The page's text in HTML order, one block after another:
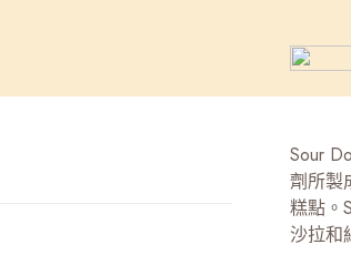
Sour
劑所製
糕點。
沙拉和